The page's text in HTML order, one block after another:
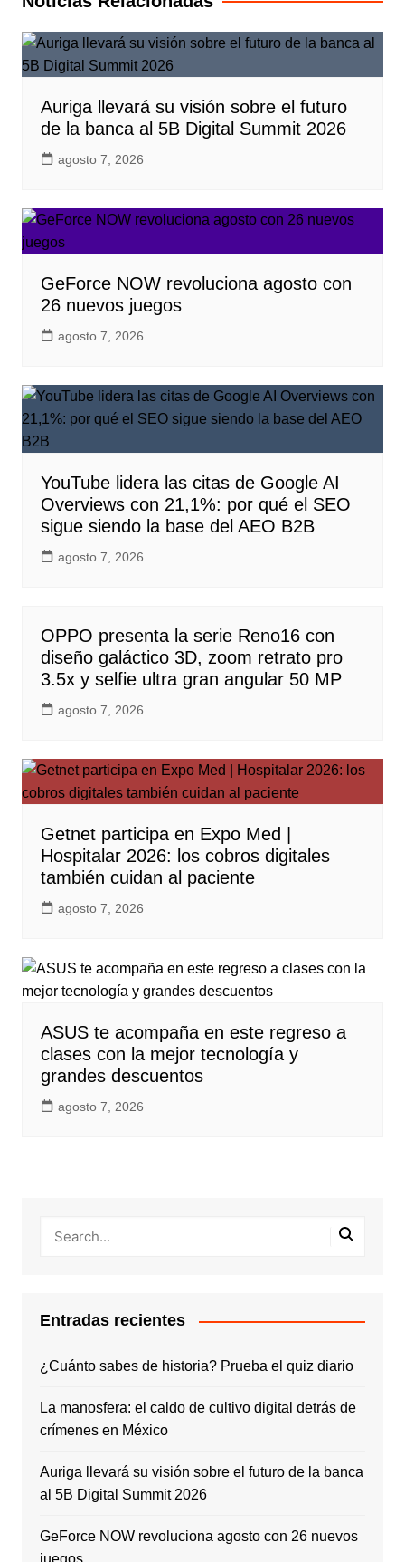
Auriga llevará su visión sobre el futuro
de la banca al 5B Digital Summit 2026
agosto 7, 2026
GeForce NOW revoluciona agosto con
26 nuevos juegos
agosto 7, 2026
YouTube lidera las citas de Google AI
Overviews con 21,1%: por qué el SEO
sigue siendo la base del AEO B2B
agosto 7, 2026
OPPO presenta la serie Reno16 con
diseño galáctico 3D, zoom retrato pro
3.5x y selfie ultra gran angular 50 MP
agosto 7, 2026
Getnet participa en Expo Med |
Hospitalar 2026: los cobros digitales
también cuidan al paciente
agosto 7, 2026
ASUS te acompaña en este regreso a
clases con la mejor tecnología y
grandes descuentos
agosto 7, 2026
Entradas recientes
¿Cuánto sabes de historia? Prueba el quiz diario
La manosfera: el caldo de cultivo digital detrás de
crímenes en México
Auriga llevará su visión sobre el futuro de la banca
al 5B Digital Summit 2026
GeForce NOW revoluciona agosto con 26 nuevos
juegos